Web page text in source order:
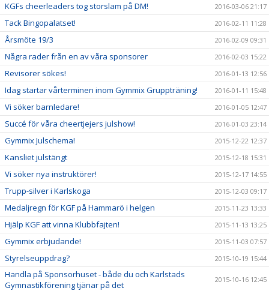
KGFs cheerleaders tog storslam på DM! 2016-03-06 21:17
Tack Bingopalatset! 2016-02-11 11:28
Årsmöte 19/3 2016-02-09 09:31
Några rader från en av våra sponsorer 2016-02-03 15:22
Revisorer sökes! 2016-01-13 12:56
Idag startar vårterminen inom Gymmix Gruppträning! 2016-01-11 15:48
Vi söker barnledare! 2016-01-05 12:47
Succé för våra cheertjejers julshow! 2016-01-03 23:14
Gymmix Julschema! 2015-12-22 12:37
Kansliet julstängt 2015-12-18 15:31
Vi söker nya instruktörer! 2015-12-17 14:55
Trupp-silver i Karlskoga 2015-12-03 09:17
Medaljregn för KGF på Hammarö i helgen 2015-11-23 13:33
Hjälp KGF att vinna Klubbfajten! 2015-11-13 13:25
Gymmix erbjudande! 2015-11-03 07:57
Styrelseuppdrag? 2015-10-19 15:44
Handla på Sponsorhuset - både du och Karlstads
Gymnastikförening tjänar på det
2015-10-16 12:45